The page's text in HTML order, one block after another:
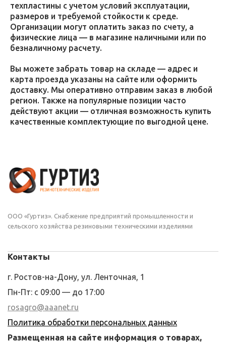
техпластины с учетом условий эксплуатации,
размеров и требуемой стойкости к среде.
Организации могут оплатить заказ по счету, а
физические лица — в магазине наличными или по
безналичному расчету.
Вы можете забрать товар на складе — адрес и
карта проезда указаны на сайте или оформить
доставку. Мы оперативно отправим заказ в любой
регион. Также на популярные позиции часто
действуют акции — отличная возможность купить
качественные комплектующие по выгодной цене.
ООО «Гуртиз». Снабжение предприятий промышленности и
сельского хозяйства резиновыми техническими изделиями
Контакты
г. Ростов-на-Дону, ул. Ленточная, 1
Пн-Пт: с 09:00 — до 17:00
rosagro@aaanet.ru
Политика обработки персональных данных
Размещенная на сайте информация о товарах,